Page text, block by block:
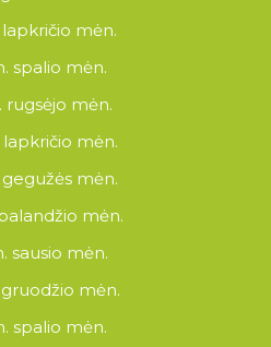
lapkričio mėn.
spalio mėn.
rugsėjo mėn.
lapkričio mėn.
mėn.
mėn.
sausio mėn.
mėn.
spalio mėn.